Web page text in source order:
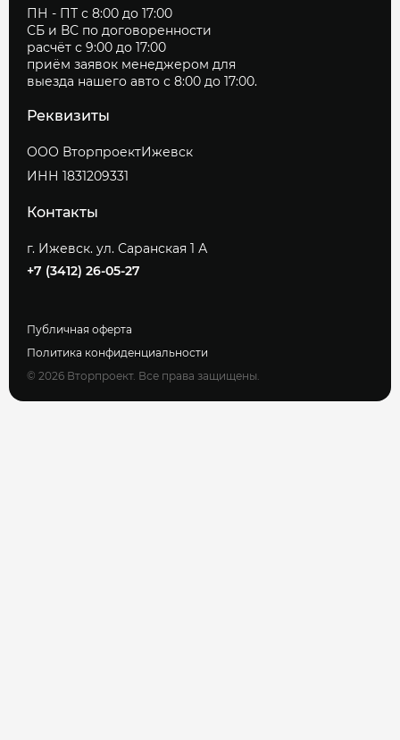
ПН - ПТ с 8:00 до 17:00
СБ и ВС по договоренности
расчёт с 9:00 до 17:00
приём заявок менеджером для
выезда нашего авто с 8:00 до 17:00.
Реквизиты
ООО ВторпроектИжевск
ИНН 1831209331
Контакты
г. Ижевск. ул. Саранская 1 А
+7 (3412) 26-05-27
Публичная оферта
Политика конфиденциальности
© 2026 Вторпроект. Все права защищены.